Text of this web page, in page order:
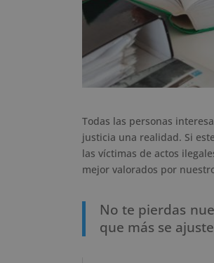
Todas las personas
justicia una realidad. Si
las víctimas de actos
mejor valorados por
No te pierdas
que más se